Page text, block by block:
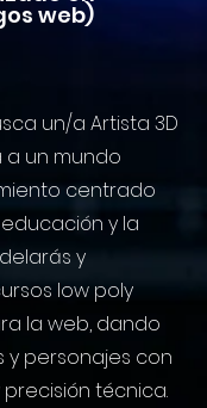
web)
un/a Artista 3D
un mundo
centrado
y la
y
low poly
la web, dando
y personajes con
técnica.